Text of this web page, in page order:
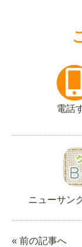
電話
ニューサン
« 前の記事へ